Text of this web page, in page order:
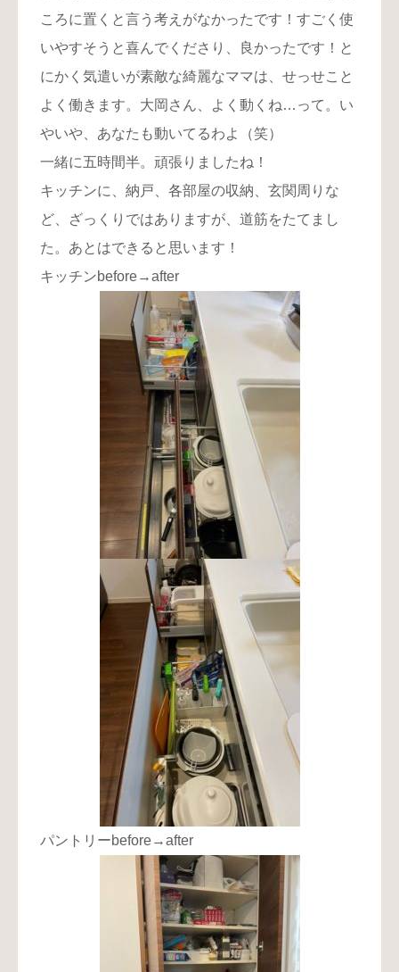
ころに置くと言う考えがなかったです！すごく使
いやすそうと喜んでくださり、良かったです！と
にかく気遣いが素敵な綺麗なママは、せっせこと
よく働きます。大岡さん、よく動くね…って。い
やいや、あなたも動いてるわよ（笑）
一緒に五時間半。頑張りましたね！
キッチンに、納戸、各部屋の収納、玄関周りな
ど、ざっくりではありますが、道筋をたてまし
た。あとはできると思います！
キッチンbefore→after
パントリーbefore→after